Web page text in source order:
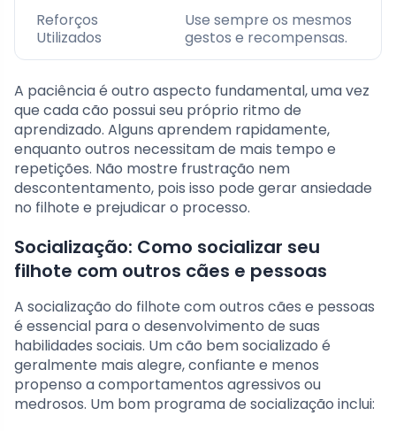
Reforços
Utilizados
Use sempre os mesmos
gestos e recompensas.
A paciência é outro aspecto fundamental, uma vez
que cada cão possui seu próprio ritmo de
aprendizado. Alguns aprendem rapidamente,
enquanto outros necessitam de mais tempo e
repetições. Não mostre frustração nem
descontentamento, pois isso pode gerar ansiedade
no filhote e prejudicar o processo.
Socialização: Como socializar seu
filhote com outros cães e pessoas
A socialização do filhote com outros cães e pessoas
é essencial para o desenvolvimento de suas
habilidades sociais. Um cão bem socializado é
geralmente mais alegre, confiante e menos
propenso a comportamentos agressivos ou
medrosos. Um bom programa de socialização inclui: